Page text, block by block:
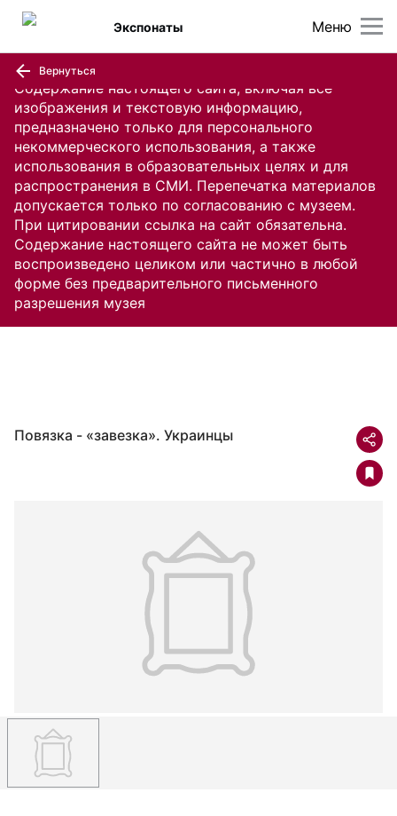
Содержание настоящего сайта, включая все
изображения и текстовую информацию,
предназначено только для персонального
некоммерческого использования, а также
использования в образовательных целях и для
распространения в СМИ. Перепечатка материалов
допускается только по согласованию с музеем.
При цитировании ссылка на сайт обязательна.
Содержание настоящего сайта не может быть
воспроизведено целиком или частично в любой
форме без предварительного письменного
разрешения музея
Меню
Экспонаты
Вернуться
Повязка - «завезка». Украинцы